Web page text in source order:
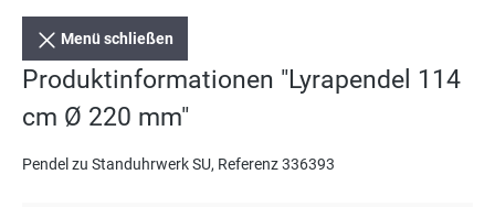
Menü schließen
Produktinformationen "Lyrapendel 114
cm Ø 220 mm"
Pendel zu Standuhrwerk SU, Referenz 336393